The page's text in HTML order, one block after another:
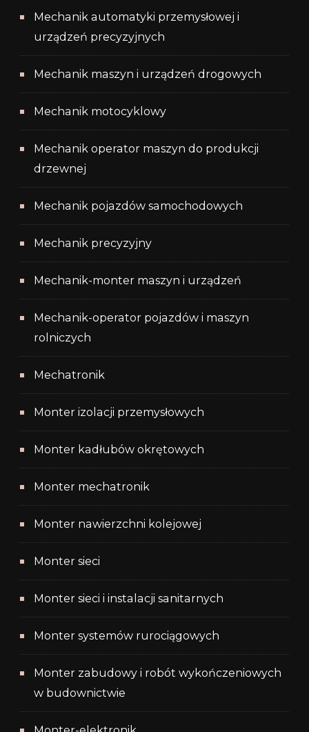
Mechanik automatyki przemysłowej i
urządzeń precyzyjnych
Mechanik maszyn i urządzeń drogowych
Mechanik motocyklowy
Mechanik operator maszyn do produkcji
drzewnej
Mechanik pojazdów samochodowych
Mechanik precyzyjny
Mechanik-monter maszyn i urządzeń
Mechanik-operator pojazdów i maszyn
rolniczych
Mechatronik
Monter izolacji przemysłowych
Monter kadłubów okrętowych
Monter mechatronik
Monter nawierzchni kolejowej
Monter sieci
Monter sieci i instalacji sanitarnych
Monter systemów rurociągowych
Monter zabudowy i robót wykończeniowych
w budownictwie